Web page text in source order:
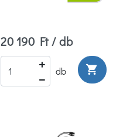
20 190 Ft / db
db shopping_cart